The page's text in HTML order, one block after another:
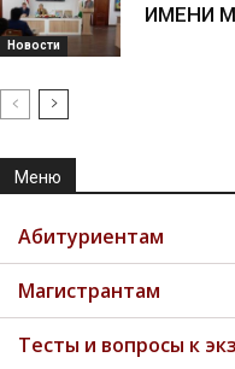
Новости
ИМЕНИ
Меню
Абитуриентам
Магистрантам
Тесты и вопросы к